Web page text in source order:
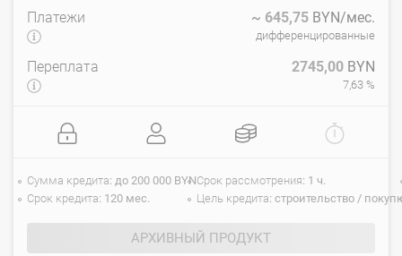
Платежи ~ 645,75 BYN/мес.
дифференцированные
Переплата 2745,00 BYN
7,63 %
АРХИВНЫЙ ПРОДУКТ
Сумма кредита до 200 000 BYN
Срок кредита 120 мес.
Срок рассмотрения 1 ч.
Цель кредита строительство /